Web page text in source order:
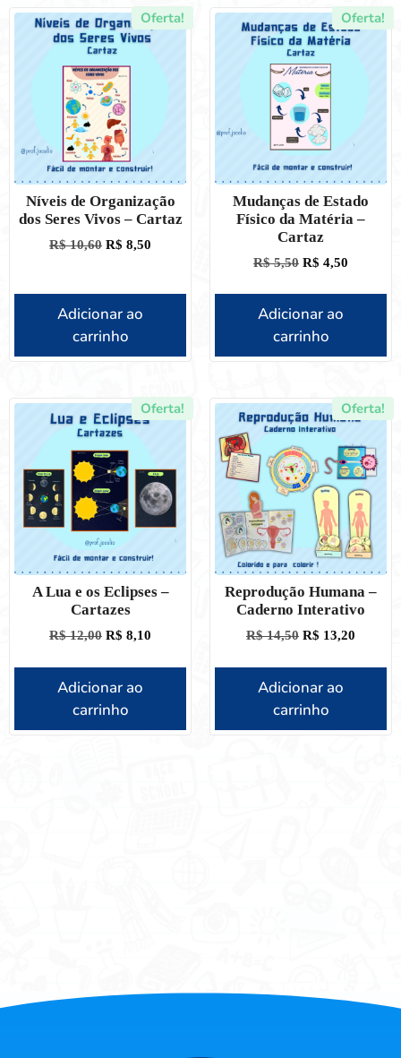
Oferta!
Níveis de Organização
dos Seres Vivos – Cartaz
R$10,60 R$ 8,50
Adicionar ao
carrinho
Oferta!
Mudanças de Estado
Físico da Matéria –
Cartaz
R$5,50 R$ 4,50
Adicionar ao
carrinho
Oferta!
A Lua e os Eclipses –
Cartazes
R$12,00 R$ 8,10
Adicionar ao
carrinho
Oferta!
Reprodução Humana –
Caderno Interativo
R$14,50 R$ 13,20
Adicionar ao
carrinho